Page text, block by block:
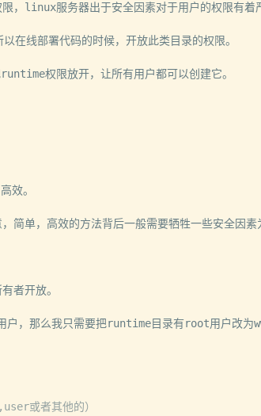
，linux服务器出于安全因素对于用户的权限有着
线部署代码的时候，开放此类目录的权限。
权限放开，让所有用户都可以创建它。
效。
简单，高效的方法背后一般需要牺牲一些安全因素
者开放。
，那么我只需要把runtime目录有root用户改为
或者其他的）